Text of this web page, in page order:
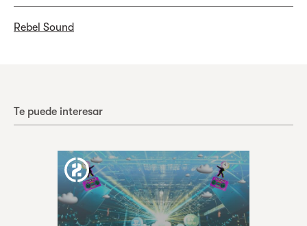
Rebel Sound
Te puede interesar